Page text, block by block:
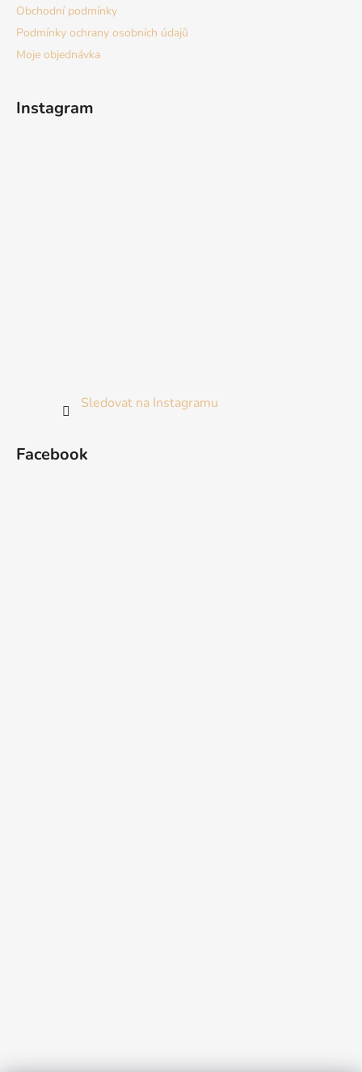
Obchodní podmínky
Podmínky ochrany osobních údajů
Moje objednávka
Instagram
Sledovat na Instagramu
Facebook